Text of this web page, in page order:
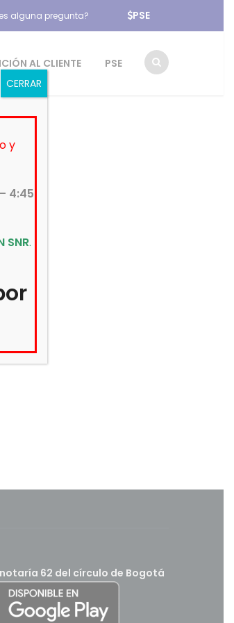
alguna pregunta? PSE
AL CLIENTE PSE
62 del círculo de Bogotá
y
4:45
SNR.
CERRAR